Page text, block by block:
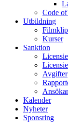
Code
Utbildning
Kurser
Sanktion
Avgifter
Kalender
Nyheter
Sponsring